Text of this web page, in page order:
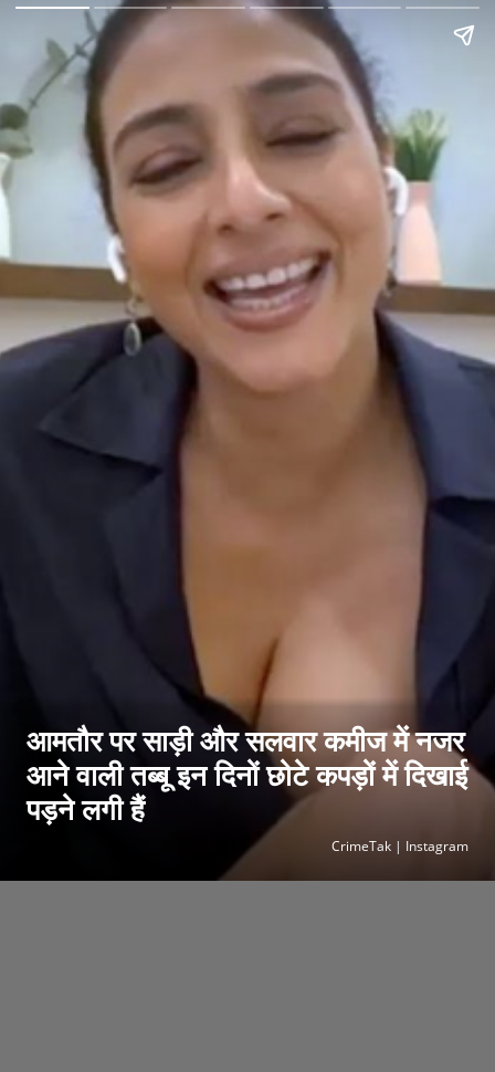
आमतौर पर साड़ी और सलवार कमीज में नजर
आने वाली तब्बू इन दिनों छोटे कपड़ों में दिखाई
पड़ने लगी हैं
CrimeTak | Instagram